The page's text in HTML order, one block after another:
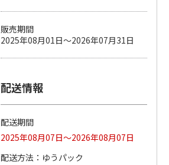
ペット線香 虹のか
ローラルの香り
CIAO 香り立つクラ
販売期間
2025年08月01日～2026年07月31日
配送情報
配送期間
2025年08月07日～2026年08月07日
配送方法
ゆうパック